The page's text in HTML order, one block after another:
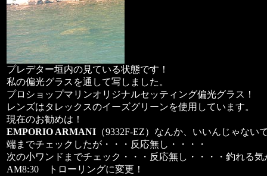
プレデター垣内の見ている状態です！
私の偏光グラスを通して写しました。
プロショップマリンオリジナルセッティング偏光グラス！
レンズはタレックスのイーズグリーンを使用しています。
現在のお勧めは！
EMPORIO ARMANI （9332F-EZ）なんか、いいんじゃない
端までチェックしたが・・・反応無し・・・・
次の小ワンドまでチェック・・・反応無し・・・・釣れる
AM8:30 トローリングに変更！